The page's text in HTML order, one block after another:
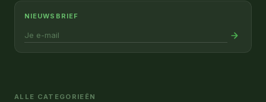
NIEUWSBRIEF
ALLE CATEGORIEËN